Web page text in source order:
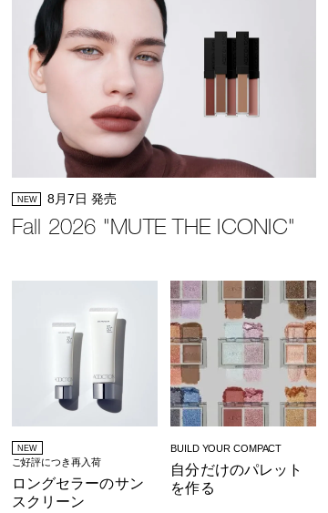
NEW 8月7日 発売
Fall 2026 "MUTE THE ICONIC"
NEW
ご好評につき再入荷
ロングセラーのサン
スクリーン
BUILD YOUR COMPACT
自分だけのパレット
を作る